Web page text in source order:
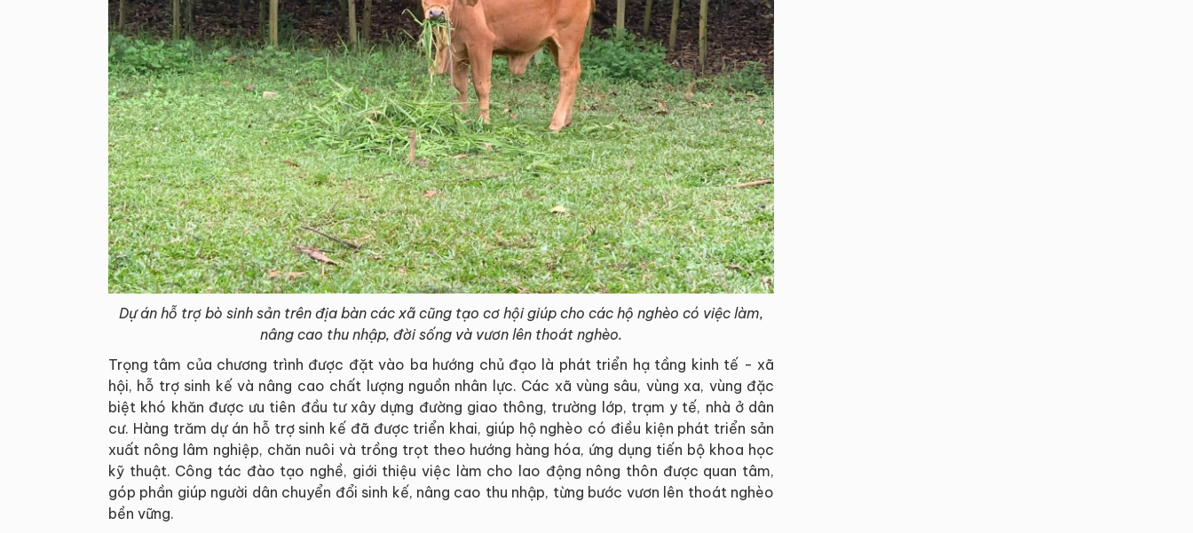
Dự án hỗ trợ bò sinh sản trên địa bàn các xã cũng tạo cơ hội giúp cho các hộ nghèo có việc làm,
nâng cao thu nhập, đời sống và vươn lên thoát nghèo.
Trọng tâm của chương trình được đặt vào ba hướng chủ đạo là phát triển hạ tầng kinh tế - xã
hội, hỗ trợ sinh kế và nâng cao chất lượng nguồn nhân lực. Các xã vùng sâu, vùng xa, vùng đặc
biệt khó khăn được ưu tiên đầu tư xây dựng đường giao thông, trường lớp, trạm y tế, nhà ở dân
cư. Hàng trăm dự án hỗ trợ sinh kế đã được triển khai, giúp hộ nghèo có điều kiện phát triển sản
xuất nông lâm nghiệp, chăn nuôi và trồng trọt theo hướng hàng hóa, ứng dụng tiến bộ khoa học
kỹ thuật. Công tác đào tạo nghề, giới thiệu việc làm cho lao động nông thôn được quan tâm,
góp phần giúp người dân chuyển đổi sinh kế, nâng cao thu nhập, từng bước vươn lên thoát nghèo
bền vững.